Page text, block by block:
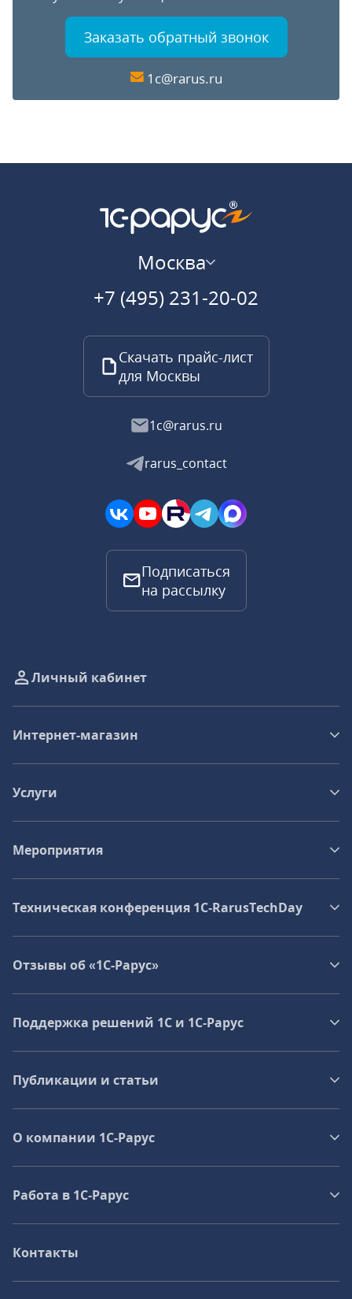
Заказать обратный звонок
1c@rarus.ru
Москва
+7 (495) 231-20-02
Скачать прайс-лист
для Москвы
1c@rarus.ru
rarus_contact
Подписаться
на рассылку
Личный кабинет
Интернет-магазин
Услуги
Мероприятия
Техническая конференция 1C‑RarusTechDay
Отзывы об «1С-Рарус»
Поддержка решений 1С и 1С‑Рарус
Публикации и статьи
О компании 1C-Рарус
Работа в 1С‑Рарус
Контакты